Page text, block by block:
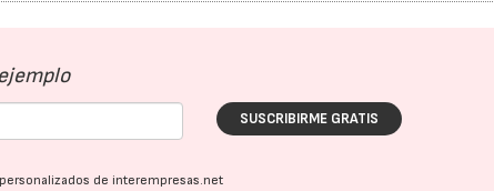
SUSCRIBIRME GRATIS
de interempresas.net